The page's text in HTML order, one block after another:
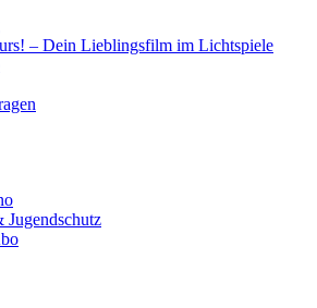
– Dein Lieblingsfilm im Lichtspiele
Jugendschutz